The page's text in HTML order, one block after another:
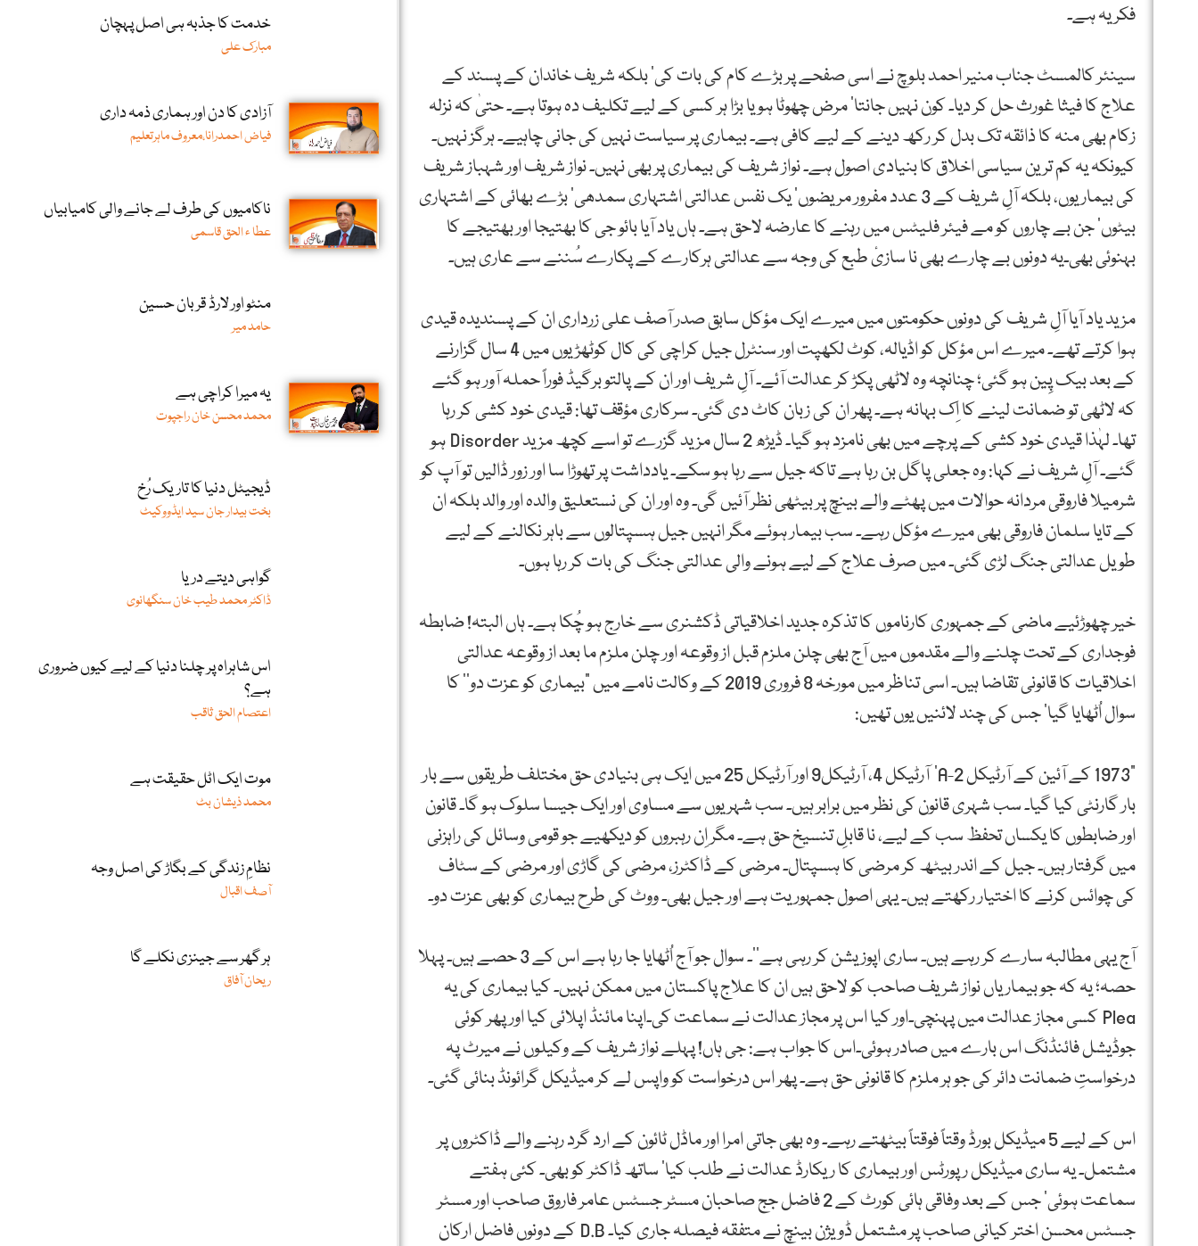
فکریہ ہے۔
سینئر کالمسٹ جناب منیر احمد بلوچ نے اسی صفحے پر بڑے کام کی بات کی‘ بلکہ شریف خاندان کے پسند کے
علاج کا فیثا غورث حل کر دیا۔ کون نہیں جانتا‘ مرض چھوٹا ہو یا بڑا ہر کسی کے لیے تکلیف دہ ہوتا ہے۔ حتیٰ کہ نزلہ
زکام بھی منہ کا ذائقہ تک بدل کر رکھ دینے کے لیے کافی ہے۔ بیماری پر سیاست نہیں کی جانی چاہیے۔ ہرگز نہیں۔
کیونکہ یہ کم ترین سیاسی اخلاق کا بنیادی اصول ہے۔ نواز شریف کی بیماری پر بھی نہیں۔ نواز شریف اور شہباز شریف
کی بیماریوں، بلکہ آلِ شریف کے 3 عدد مفرور مریضوں‘ یک نفس عدالتی اشتہاری سمدھی‘ بڑے بھائی کے اشتہاری
بیٹوں‘ جن بے چاروں کو مے فیئر فلیٹس میں رہنے کا عارضہ لاحق ہے۔ ہاں یاد آیا بائو جی کا بھتیجا اور بھتیجے کا
بہنوئی بھی۔یہ دونوں بے چارے بھی نا سازیٔ طبع کی وجہ سے عدالتی ہرکارے کے پکارے سُننے سے عاری ہیں۔
مزید یاد آیا آلِ شریف کی دونوں حکومتوں میں میرے ایک مؤکل سابق صدر آصف علی زرداری ان کے پسندیدہ قیدی
ہوا کرتے تھے۔ میرے اس مؤکل کو اڈیالہ، کوٹ لکھپت اور سنٹرل جیل کراچی کی کال کوٹھڑیوں میں 4 سال گزارنے
کے بعد بیک پِین ہو گئی؛ چنانچہ وہ لاٹھی پکڑ کر عدالت آئے۔ آلِ شریف اور ان کے پالتو برگیڈ فوراً حملہ آور ہو گئے
کہ لاٹھی تو ضمانت لینے کا اِک بہانہ ہے۔ پھر ان کی زبان کاٹ دی گئی۔ سرکاری مؤقف تھا: قیدی خود کشی کر رہا
تھا۔ لہٰذا قیدی خود کشی کے پرچے میں بھی نامزد ہو گیا۔ ڈیڑھ 2 سال مزید گزرے تو اسے کچھ مزید Disorder ہو
گئے۔ آلِ شریف نے کہا: وہ جعلی پاگل بن رہا ہے تاکہ جیل سے رہا ہو سکے۔ یادداشت پر تھوڑا سا اور زور ڈالیں تو آپ کو
شرمیلا فاروقی مردانہ حوالات میں پھٹے والے بینچ پر بیٹھی نظر آئیں گی۔ وہ اور ان کی نستعلیق والدہ اور والد بلکہ ان
کے تایا سلمان فاروقی بھی میرے مؤکل رہے۔ سب بیمار ہوئے مگر انہیں جیل ہسپتالوں سے باہر نکالنے کے لیے
طویل عدالتی جنگ لڑی گئی۔ میں صرف علاج کے لیے ہونے والی عدالتی جنگ کی بات کر رہا ہوں۔
خیر چھوڑئیے ماضی کے جمہوری کارناموں کا تذکرہ جدید اخلاقیاتی ڈکشنری سے خارج ہو چُکا ہے۔ ہاں البتہ! ضابطہ
فوجداری کے تحت چلنے والے مقدموں میں آج بھی چلن ملزم قبل از وقوعہ اور چلن ملزم ما بعد از وقوعہ عدالتی
اخلاقیات کا قانونی تقاضا ہیں۔ اسی تناظر میں مورخہ 8 فروری 2019 کے وکالت نامے میں ”بیماری کو عزت دو‘‘ کا
سوال اُٹھایا گیا‘ جس کی چند لائنیں یوں تھیں:
”1973 کے آئین کے آرٹیکل 2-A‘ آرٹیکل 4، آرٹیکل9 اور آرٹیکل 25 میں ایک ہی بنیادی حق مختلف طریقوں سے بار
بار گارنٹی کیا گیا۔ سب شہری قانون کی نظر میں برابر ہیں۔ سب شہریوں سے مساوی اور ایک جیسا سلوک ہو گا۔ قانون
اور ضابطوں کا یکساں تحفظ سب کے لیے، نا قابلِ تنسیخ حق ہے۔ مگر اِن رہبروں کو دیکھیے جو قومی وسائل کی راہزنی
میں گرفتار ہیں۔ جیل کے اندر بیٹھ کر مرضی کا ہسپتال۔ مرضی کے ڈاکٹرز، مرضی کی گاڑی اور مرضی کے سٹاف
کی چوائس کرنے کا اختیار رکھتے ہیں۔ یہی اصول جمہوریت ہے اور جیل بھی۔ ووٹ کی طرح بیماری کو بھی عزت دو۔
آج یہی مطالبہ سارے کر رہے ہیں۔ ساری اپوزیشن کر رہی ہے‘‘۔ سوال جو آج اُٹھایا جا رہا ہے اس کے 3 حصے ہیں۔ پہلا
حصہ؛ یہ کہ جو بیماریاں نواز شریف صاحب کو لاحق ہیں ان کا علاج پاکستان میں ممکن نہیں۔ کیا بیماری کی یہ
Plea کسی مجاز عدالت میں پہنچی۔اور کیا اس پر مجاز عدالت نے سماعت کی۔اپنا مائنڈ اپلائی کیا اور پھر کوئی
جوڈیشل فائنڈنگ اس بارے میں صادر ہوئی۔اس کا جواب ہے: جی ہاں! پہلے نواز شریف کے وکیلوں نے میرٹ پہ
درخواستِ ضمانت دائر کی جو ہر ملزم کا قانونی حق ہے۔ پھر اس درخواست کو واپس لے کر میڈیکل گرائونڈ بنائی گئی۔
اس کے لیے 5 میڈیکل بورڈ وقتاً فوقتاً بیٹھتے رہے۔ وہ بھی جاتی امرا اور ماڈل ٹائون کے ارد گرد رہنے والے ڈاکٹروں پر
مشتمل۔ یہ ساری میڈیکل رپورٹس اور بیماری کا ریکارڈ عدالت نے طلب کیا‘ ساتھ ڈاکٹر کو بھی۔ کئی ہفتے
سماعت ہوئی‘ جس کے بعد وفاقی ہائی کورٹ کے 2 فاضل جج صاحبان مسٹر جسٹس عامر فاروق صاحب اور مسٹر
جسٹس محسن اختر کیانی صاحب پر مشتمل ڈویژن بینچ نے متفقہ فیصلہ جاری کیا۔ D.B کے دونوں فاضل ارکان
خدمت کا جذبہ ہی اصل پہچان
مبارک علی
آزادی کا دن اور ہماری ذمہ داری
فیاض احمدرانا،معروف ماہرتعلیم
ناکامیوں کی طرف لے جانے والی کامیابیاں
عطا ء الحق قاسمی
منٹو اور لارڈ قربان حسین
حامد میر
یہ میرا کراچی ہے
محمد محسن خان راجپوت
ڈیجیٹل دنیا کا تاریک رُخ
بخت بیدار جان سید ایڈووکیٹ
گواہی دیتے دریا
ڈاکٹر محمد طیب خان سنگھانوی
اس شاہراہ پر چلنا دنیا کے لیے کیوں ضروری
ہے؟
اعتصام الحق ثاقب
موت ایک اٹل حقیقت ہے
محمد ذیشان بٹ
نظامِ زندگی کے بگاڑ کی اصل وجہ
آصف اقبال
ہر گھر سے جینزی نکلے گا
ریحان آفاق